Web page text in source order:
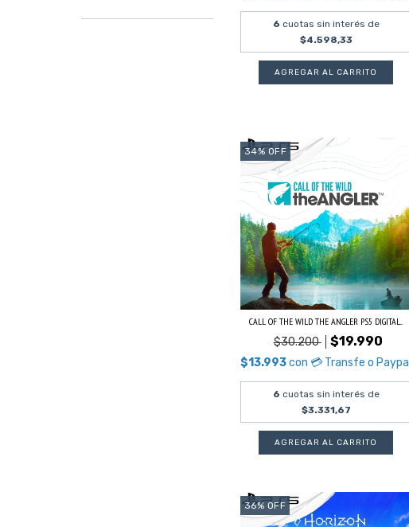
6 cuotas sin interés de
$4.598,33
34% OFF
CALL OF THE WILD THE ANGLER PS5 DIGITAL...
$30.200 $19.990
$13.993con 💳 Transfe o Paypal
6 cuotas sin interés de
$3.331,67
36% OFF